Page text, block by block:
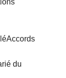
du